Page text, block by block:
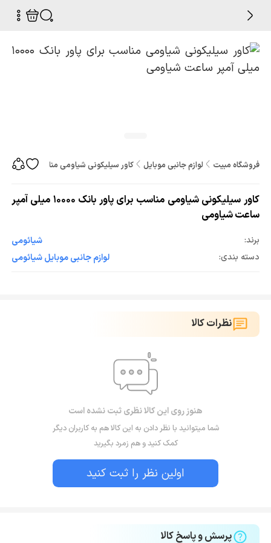
فروشگاه مبیت لوازم جانبی موبایل کاور سیلیکونی شیاومی مناسب برای پاور بانک 10000 میلی آمپر ساعت
کاور سیلیکونی شیاومی مناسب برای پاور بانک 10000 میلی آمپر
ساعت شیاومی
برند:
شیائومی
دسته بندی:
لوازم جانبی موبایل شیائومی
نظرات کالا
هنوز روی این کالا نظری ثبت نشده است
شما میتوانید با نظر دادن به این کالا هم به کاربران دیگر
کمک کنید و هم زمرد بگیرید
اولین نظر را ثبت کنید
پرسش و پاسخ کالا